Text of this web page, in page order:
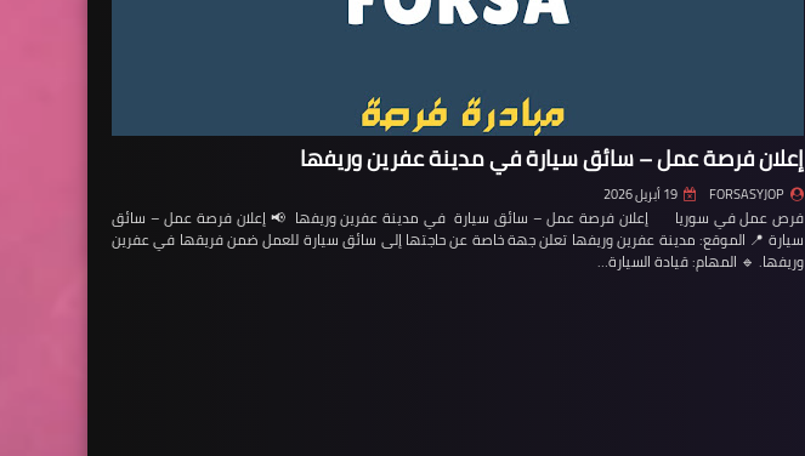
إعلان فرصة عمل – سائق سيارة في مدينة عفرين وريفها
FORSASYJOP 19 أبريل 2026
فرص عمل في سوريا إعلان فرصة عمل – سائق سيارة في مدينة عفرين وريفها 📢 إعلان فرصة عمل – سائق
سيارة 📍 الموقع: مدينة عفرين وريفها تعلن جهة خاصة عن حاجتها إلى سائق سيارة للعمل ضمن فريقها في عفرين
وريفها. 🔹 المهام: قيادة السيارة…